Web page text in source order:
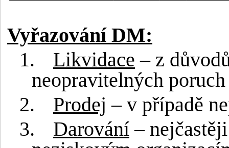
Vyřazování DM:
1.
Likvidace – z
neopravitelných poruch
2.
Prodej – v případě
3.
Darování –